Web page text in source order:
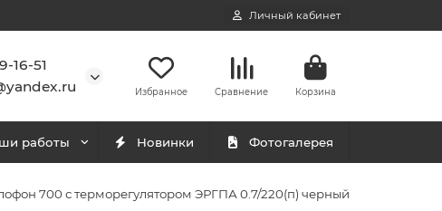
Личный кабинет
16-51
Избранное Сравнение Корзина
работы Новинки Фотогалерея
700 с терморегулятором ЭРГПА 0.7/220(п) черный